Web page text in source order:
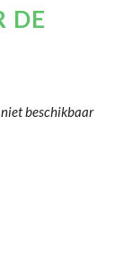
DE
beschikbaar